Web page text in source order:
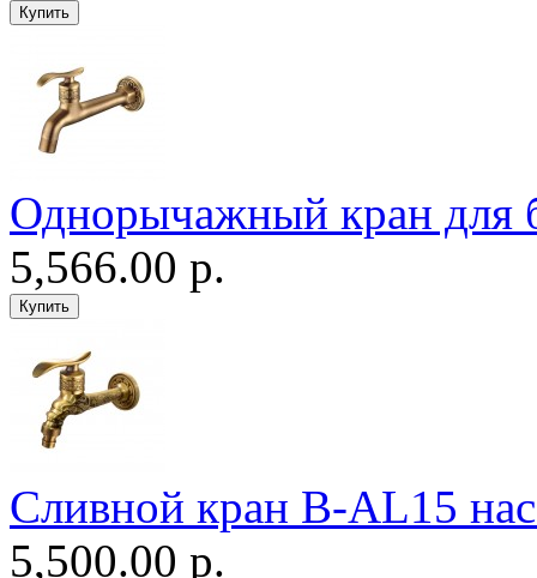
Однорычажный кран для
5,566.00 р.
Сливной кран B-AL15
5,500.00 р.